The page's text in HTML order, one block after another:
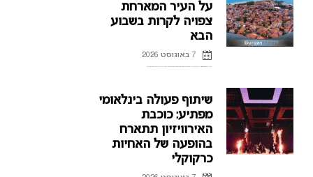
על העיר המארחת
צפויה לקרות בשבוע
הבא
7 באוגוסט 2026
שיתוף פעולה בינלאומי
מפתיע: כוכבת
האירוויזיון תתארח
בהופעה של האחיות
כרקוקלי